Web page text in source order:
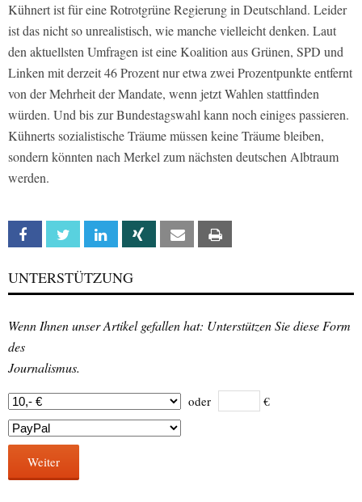
Kühnert ist für eine Rotrotgrüne Regierung in Deutschland. Leider
ist das nicht so unrealistisch, wie manche vielleicht denken. Laut
den aktuellsten Umfragen ist eine Koalition aus Grünen, SPD und
Linken mit derzeit 46 Prozent nur etwa zwei Prozentpunkte entfernt
von der Mehrheit der Mandate, wenn jetzt Wahlen stattfinden
würden. Und bis zur Bundestagswahl kann noch einiges passieren.
Kühnerts sozialistische Träume müssen keine Träume bleiben,
sondern könnten nach Merkel zum nächsten deutschen Albtraum
werden.
Facebook Twitter Linkedin Xing Email
UNTERSTÜTZUNG
Wenn Ihnen unser Artikel gefallen hat: Unterstützen Sie diese Form
des
Journalismus.
oder €
Weiter